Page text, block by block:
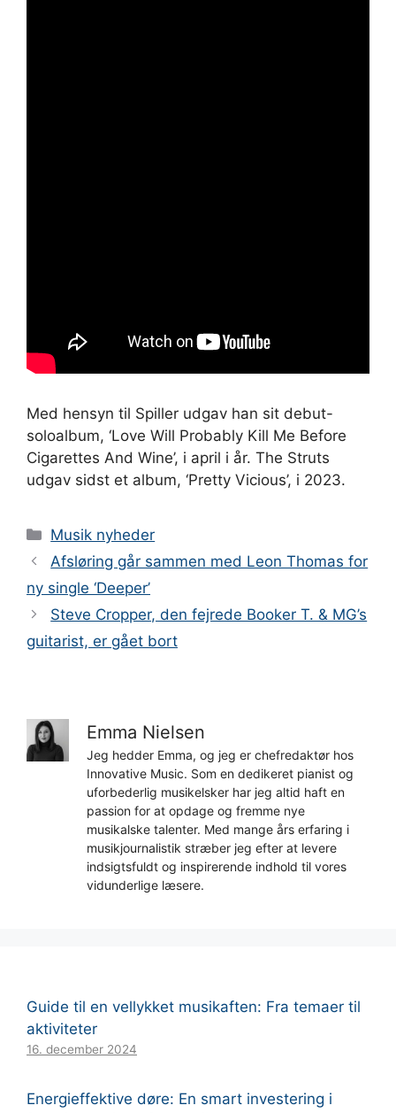
Med hensyn til Spiller udgav han sit debut-
soloalbum, ‘Love Will Probably Kill Me Before
Cigarettes And Wine’, i april i år. The Struts
udgav sidst et album, ‘Pretty Vicious’, i 2023.
Kategorier
Musik nyheder
Afsløring går sammen med Leon Thomas for
ny single ‘Deeper’
Steve Cropper, den fejrede Booker T. & MG’s
guitarist, er gået bort
Emma Nielsen
Jeg hedder Emma, og jeg er chefredaktør hos
Innovative Music. Som en dedikeret pianist og
uforbederlig musikelsker har jeg altid haft en
passion for at opdage og fremme nye
musikalske talenter. Med mange års erfaring i
musikjournalistik stræber jeg efter at levere
indsigtsfuldt og inspirerende indhold til vores
vidunderlige læsere.
Guide til en vellykket musikaften: Fra temaer til
aktiviteter
16. december 2024
Energieffektive døre: En smart investering i